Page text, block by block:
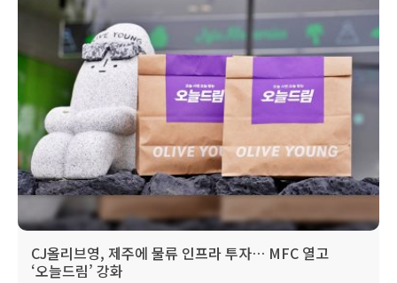
CJ올리브영, 제주에 물류 인프라 투자… MFC 열고
‘오늘드림’ 강화